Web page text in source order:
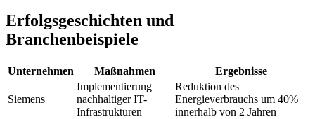
Erfolgsgeschichten und
Branchenbeispiele
Unternehmen Maßnahmen Ergebnisse
Siemens
Implementierung
nachhaltiger IT-
Infrastrukturen
Reduktion des
Energieverbrauchs um 40%
innerhalb von 2 Jahren